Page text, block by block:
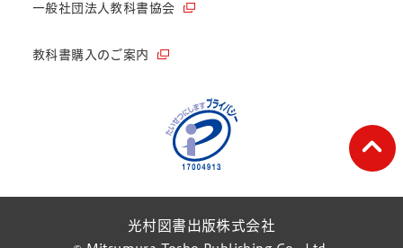
一般社団法人教科書協会
教科書購入のご案内
光村図書出版株式会社
ペ